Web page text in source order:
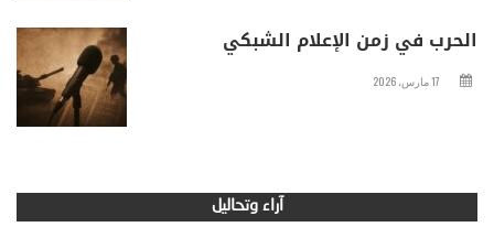
الحرب في زمن الإعلام الشبكي
17 مارس، 2026
آراء وتحاليل